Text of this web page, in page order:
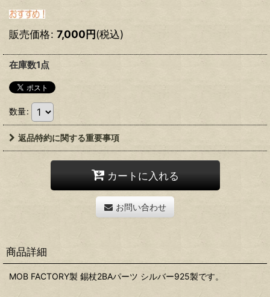
販売価格: 7,000円(税込)
在庫数1点
数量:
返品特約に関する重要事項
カートに入れる
お問い合わせ
商品詳細
MOB FACTORY製 錫杖2BAパーツ シルバー925製です。